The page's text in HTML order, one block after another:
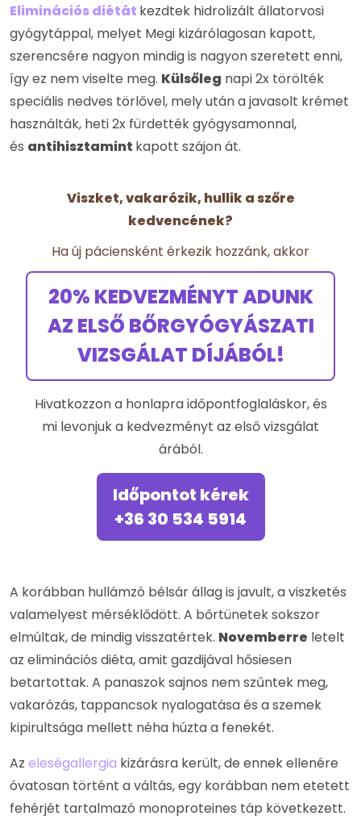
Eliminációs diétát kezdtek hidrolizált állatorvosi
gyógytáppal, melyet Megi kizárólagosan kapott,
szerencsére nagyon mindig is nagyon szeretett enni,
így ez nem viselte meg. Külsőleg napi 2x törölték
speciális nedves törlővel, mely után a javasolt krémet
használták, heti 2x fürdették gyógysamonnal,
és antihisztamint kapott szájon át.
Viszket, vakarózik, hullik a szőre
kedvencének?
Ha új páciensként érkezik hozzánk, akkor
20% KEDVEZMÉNYT ADUNK
AZ ELSŐ BŐRGYÓGYÁSZATI
VIZSGÁLAT DÍJÁBÓL!
Hivatkozzon a honlapra időpontfoglaláskor, és
mi levonjuk a kedvezményt az első vizsgálat
árából.
Időpontot kérek
+36 30 534 5914
A korábban hullámzó bélsár állag is javult, a viszketés
valamelyest mérséklődött. A bőrtünetek sokszor
elmúltak, de mindig visszatértek. Novemberre letelt
az eliminációs diéta, amit gazdijával hősiesen
betartottak. A panaszok sajnos nem szűntek meg,
vakarózás, tappancsok nyalogatása és a szemek
kipirultsága mellett néha húzta a fenekét.
Az eleségallergia kizárásra került, de ennek ellenére
óvatosan történt a váltás, egy korábban nem etetett
fehérjét tartalmazó monoproteines táp következett.